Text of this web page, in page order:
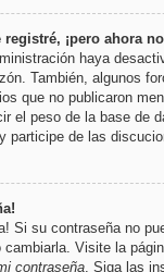
registré, ¡pero ahora
haya
También, algunos
que no publicaron
el peso de la base de
participe de las
Si su contraseña no
Visite la
contraseña. Siga las